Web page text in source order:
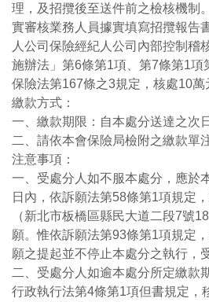
理，及招攬後至送件前之檢核機制
實審核業務人員據實填寫招攬報告
人公司保險經紀人公司內部控制稽
施辦法」第6條第1項、第7條第1項
保險法第167條之3規定，核處10萬
繳款方式：
一、繳款期限：自本處分送達之次
二、請依本會保險局檢附之繳款單
注意事項：
一、受處分人如不服本處分，應於
日內，依訴願法第58條第1項規定
（新北市板橋區縣民大道二段7號
願。惟依訴願法第93條第1項規定
願之提起並不停止本處分之執行，
二、受處分人如逾本處分所定繳款
行政執行法第4條第1項但書規定，